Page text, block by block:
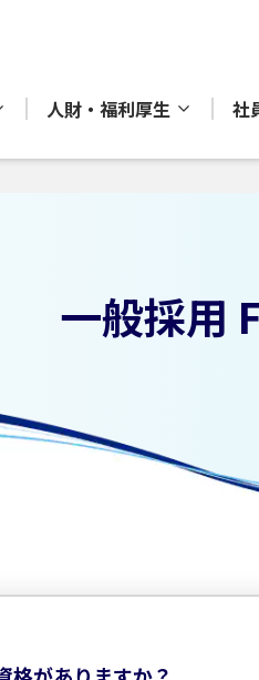
人財・福利厚生 社
一般採用